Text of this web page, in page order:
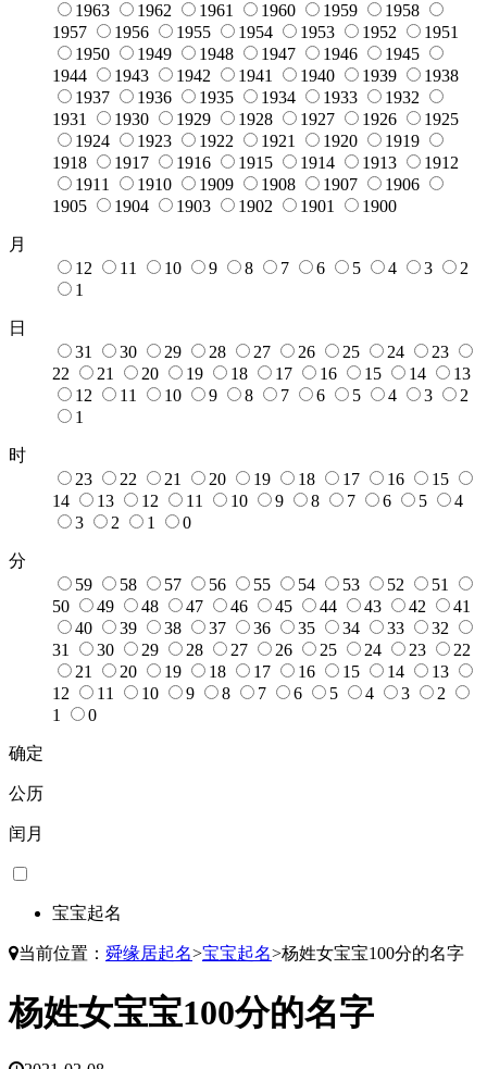
1963
1962 1961 1960 1959
1958
1957
1956 1955 1954 1953 1952
1951
1950
1949 1948 1947 1946
1945
1944
1943 1942 1941 1940 1939
1938
1937
1936 1935 1934 1933
1932
1931
1930 1929 1928 1927 1926
1925
1924
1923 1922 1921 1920
1919
1918
1917 1916 1915 1914 1913
1912
1911
1910 1909 1908 1907
1906
1905
1904 1903 1902 1901 1900
月
12
11 10 9 8 7 6 5 4 3
2
1
日
31
30 29 28 27 26 25 24
23
22
21 20 19 18 17 16 15 14
13
12
11 10 9 8 7 6 5 4 3
2
1
时
23
22 21 20 19 18 17 16
15
14
13 12 11 10 9 8 7 6 5
4
3
2 1 0
分
59
58 57 56 55 54 53 52
51
50
49 48 47 46 45 44 43 42
41
40
39 38 37 36 35 34 33
32
31
30 29 28 27 26 25 24 23
22
21
20 19 18 17 16 15 14
13
12
11 10 9 8 7 6 5 4 3
2
1
0
确定
公历
闰月
宝宝起名
当前位置： 舜缘居起名>宝宝起名>杨姓女宝宝100分的名字
杨姓女宝宝100分的名字